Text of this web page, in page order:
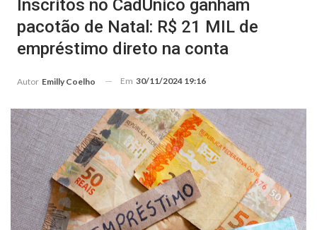
Inscritos no CadÚnico ganham
pacotão de Natal: R$ 21 MIL de
empréstimo direto na conta
Autor Emilly Coelho Em 30/11/2024 19:16